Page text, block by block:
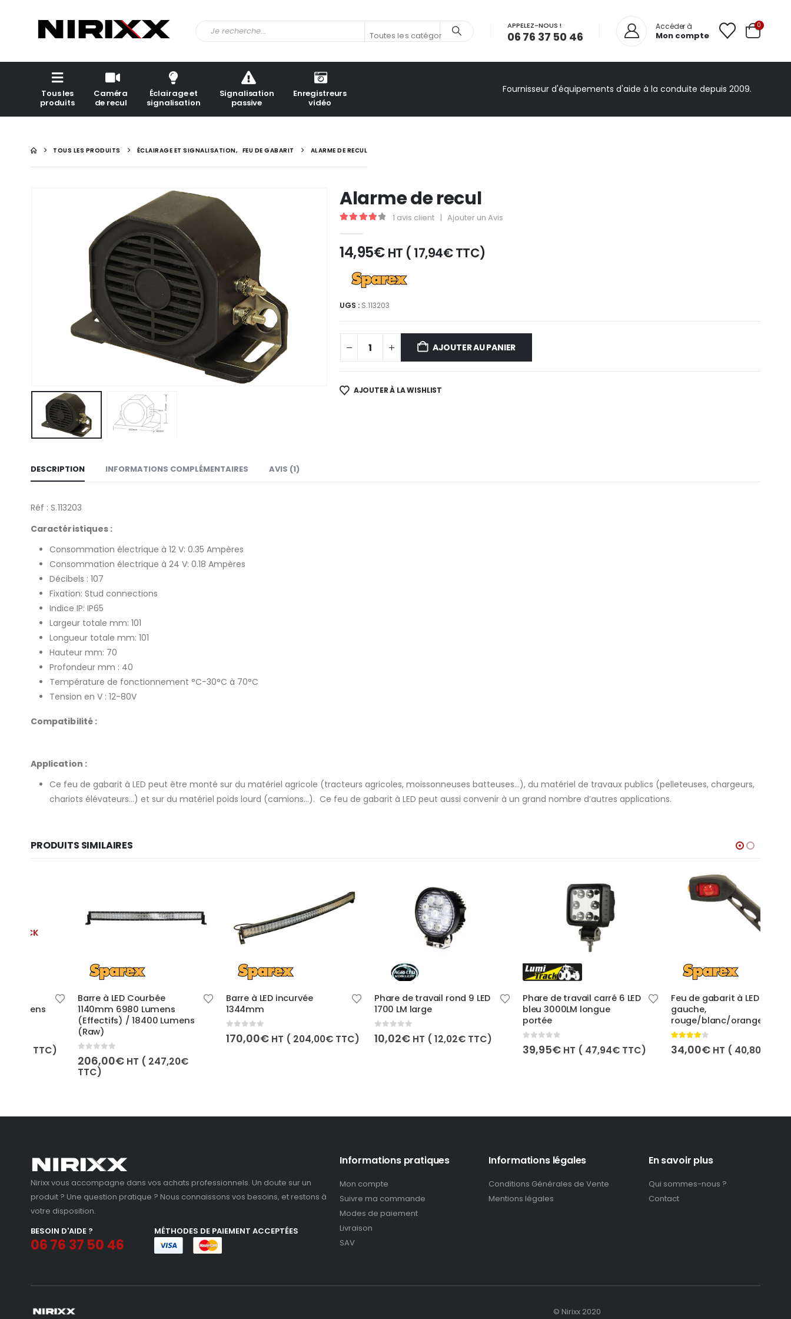
Toutes les catégories
APPELEZ-NOUS !
06 76 37 50 46
Accéder à
Mon compte
0
Tous les
produits
Caméra
de recul
Éclairage et
signalisation
Signalisation
passive
Enregistreurs
vidéo
Fournisseur d'équipements d'aide à la conduite depuis 2009.
TOUS LES PRODUITS ÉCLAIRAGE ET SIGNALISATION, FEU DE GABARIT ALARME DE RECUL
Alarme de recul
1 avis client | Ajouter un Avis
14,95€ HT ( 17,94€TTC)
UGS : S.113203
AJOUTER AU PANIER
AJOUTER À LA WISHLIST
DESCRIPTION INFORMATIONS COMPLÉMENTAIRES AVIS (1)
Réf : S.113203
Caractéristiques :
Consommation électrique à 12 V: 0.35 Ampères
Consommation électrique à 24 V: 0.18 Ampères
Décibels : 107
Fixation: Stud connections
Indice IP: IP65
Largeur totale mm: 101
Longueur totale mm: 101
Hauteur mm: 70
Profondeur mm : 40
Température de fonctionnement °C-30°C à 70°C
Tension en V : 12-80V
Compatibilité :
Application :
Ce feu de gabarit à LED peut être monté sur du matériel agricole (tracteurs agricoles, moissonneuses batteuses…), du matériel de travaux publics (pelleteuses, chargeurs,
chariots élévateurs…) et sur du matériel poids lourd (camions…). Ce feu de gabarit à LED peut aussi convenir à un grand nombre d’autres applications.
PRODUITS SIMILAIRES
Barre à LED Courbée
1140mm 6980 Lumens
(Effectifs) / 18400 Lumens
out of 5 HT (247,20€
Barre à LED incurvée
HT (204,00€ TTC)
Phare de travail rond 9 LED
1700 LM large
out of 5
10,02€ HT (12,02 €TTC)
Phare de travail carré 6 LED
bleu 3000LM longue
0 out of 5 HT (47,94€TTC)
Feu de gabarit à LED
rouge/blanc/orange
out of 5
34,00 HT (40,80€TTC)
Nirixx vous accompagne dans vos achats professionnels. Un doute sur un
produit ? Une question pratique ? Nous connaissons vos besoins, et restons à
votre disposition.
BESOIN D'AIDE ?
06 76 37 50 46
MÉTHODES DE PAIEMENT ACCEPTÉES
Informations pratiques
Mon compte
Suivre ma commande
Modes de paiement
Livraison
SAV
Informations légales
Conditions Générales de Vente
Mentions légales
En savoir plus
Qui sommes-nous ?
Contact
© Nirixx 2020